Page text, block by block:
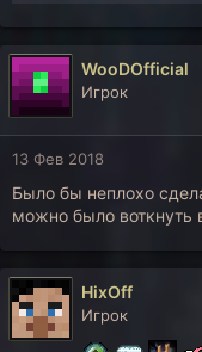
WooDOfficial
Игрок
13 Фев 2018
Было бы неплохо
можно было воткнуть
HixOff
Игрок